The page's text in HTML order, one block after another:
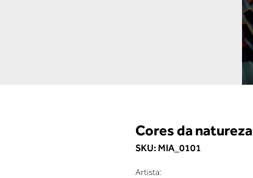
Cores da natureza
SKU: MIA_0101
Artista: